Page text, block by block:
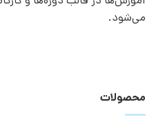
می‌شود.
محصولات